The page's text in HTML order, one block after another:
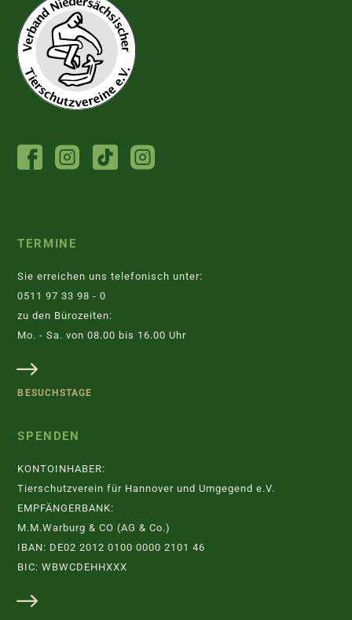
FACEBOOKINSTAGRAM
TIERHEIM
TIKTOK
JUGENDTIERSCHUTZGRUPPE
TERMINE
Sie erreichen uns telefonisch unter:
0511 97 33 98 - 0
zu den Bürozeiten:
Mo. - Sa. von 08.00 bis 16.00 Uhr
BESUCHSTAGE
SPENDEN
KONTOINHABER:
Tierschutzverein für Hannover und Umgegend e.V.
EMPFÄNGERBANK:
M.M.Warburg & CO (AG & Co.)
IBAN: DE02 2012 0100 0000 2101 46
BIC: WBWCDEHHXXX